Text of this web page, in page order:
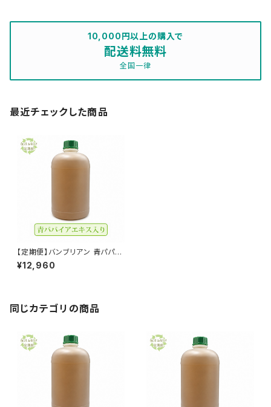
10,000円以上の購入で
配送料無料
全国一律
最近チェックした商品
【定期便】バンブリアン 青パパイ
アエキス入り 1000ml 送料無
料
¥12,960
同じカテゴリの商品